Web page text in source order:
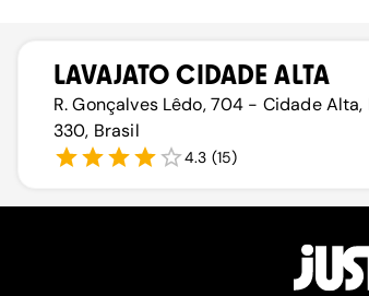
LAVAJATO CIDADE ALTA
R. Gonçalves Lêdo, 704 - Cidade
330, Brasil
4.3 (15)